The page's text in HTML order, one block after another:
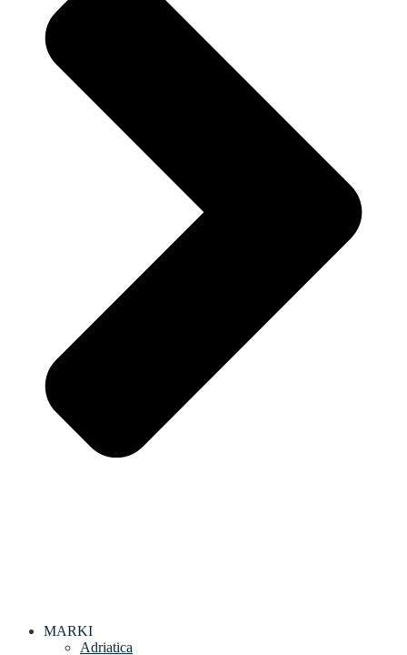
MARKI
Adriatica